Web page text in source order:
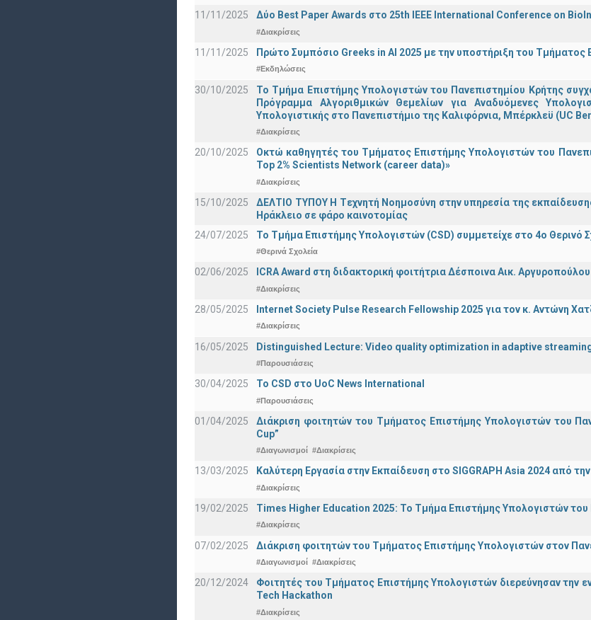
11/11/2025 Δύο Best Paper Awards στο 25th IEEE International Conference on
#Διακρίσεις
11/11/2025 Πρώτο Συμπόσιο Greeks in AI 2025 με την υποστήριξη του
#Εκδηλώσεις
30/10/2025
Το Τμήμα Επιστήμης Υπολογιστών του Πανεπιστημίου Κρήτης
Πρόγραμμα Αλγοριθμικών Θεμελίων για Αναδυόμενες
Υπολογιστικής στο Πανεπιστήμιο της Καλιφόρνια, Μπέρκλεϋ (UC
#Διακρίσεις
20/10/2025
Οκτώ καθηγητές του Τμήματος Επιστήμης Υπολογιστών του
Top 2% Scientists Network (career data)»
#Διακρίσεις
15/10/2025
ΔΕΛΤΙΟ ΤΥΠΟΥ H Tεχνητή Νοημοσύνη στην υπηρεσία της
Ηράκλειο σε φάρο καινοτομίας
24/07/2025
Το Τμήμα Επιστήμης Υπολογιστών (CSD) συμμετείχε στο 4ο
#Θερινά Σχολεία
02/06/2025 ICRA Award στη διδακτορική φοιτήτρια Δέσποινα Αικ. Αργυροπούλου
#Διακρίσεις
28/05/2025 Internet Society Pulse Research Fellowship 2025 για τον κ. Αντώνη
#Διακρίσεις
16/05/2025 Distinguished Lecture: Video quality optimization in adaptive
#Παρουσιάσεις
30/04/2025 To CSD στο UoC News International
#Παρουσιάσεις
01/04/2025
Διάκριση φοιτητών του Τμήματος Επιστήμης Υπολογιστών του
Cup”
#Διαγωνισμοί #Διακρίσεις
13/03/2025 Καλύτερη Εργασία στην Εκπαίδευση στο SIGGRAPH Asia 2024 από
#Διακρίσεις
19/02/2025 Times Higher Education 2025: Το Τμήμα Επιστήμης Υπολογιστών του
#Διακρίσεις
07/02/2025 Διάκριση φοιτητών του Τμήματος Επιστήμης Υπολογιστών στον
#Διαγωνισμοί #Διακρίσεις
20/12/2024
Φοιτητές του Τμήματος Επιστήμης Υπολογιστών διερεύνησαν την
Tech Hackathon
#Διακρίσεις